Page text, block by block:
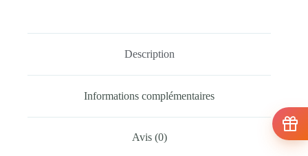
Description
Informations complémentaires
Avis (0)